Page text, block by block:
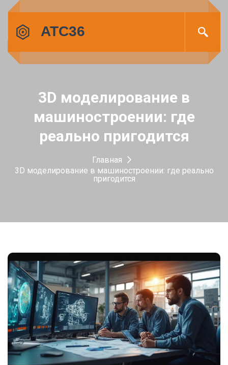
3D моделирование в
машиностроении: где
реально пригодится
Главная
3D моделирование в машиностроении: где реально
пригодится